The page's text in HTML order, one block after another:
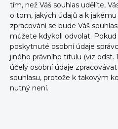
tím, než Váš souhlas udělíte,
o tom, jakých údajů a k
zpracování se bude Váš
můžete kdykoli odvolat.
poskytnuté osobní údaje
jiného právního titulu (viz odst.
účely osobní údaje
souhlasu, protože k takovým
nutný není.